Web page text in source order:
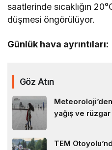
saatlerinde sıcaklığın
düşmesi öngörülüyor.
Günlük hava ayrıntıları:
Göz Atın
yağış ve
TEM